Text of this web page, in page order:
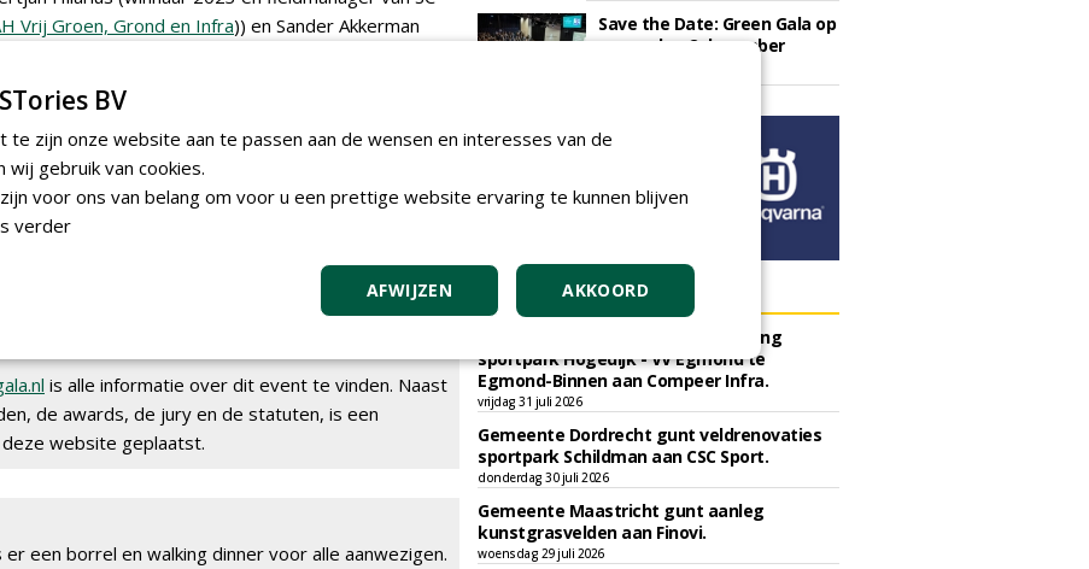
Vrij Groen, Grond en Infra)) en Sander Akkerman
awards worden de komende tijd voorgesteld
Fieldmanager en in de eerstvolgende magazines.
de verhalen, maar ook korte video's van de
is alle informatie over dit event te vinden. Naast
de awards, de jury en de statuten, is een
website geplaatst.
een borrel en walking dinner voor alle aanwezigen.
Save the Date: Green Gala op
woensdag 2 december
TENDERS
Gemeente Bergen gunt herinrichting
sportpark Hogedijk - VV Egmond te
Egmond-Binnen aan Compeer Infra.
vrijdag 31 juli 2026
Gemeente Dordrecht gunt veldrenovaties
sportpark Schildman aan CSC Sport.
donderdag 30 juli 2026
Gemeente Maastricht gunt aanleg
kunstgrasvelden aan Finovi.
woensdag 29 juli 2026
BV
te zijn onze website aan te passen aan de wensen en interesses van de
wij gebruik van cookies.
voor ons van belang om voor u een prettige website ervaring te kunnen blijven
verder
AKKOORD
AFWIJZEN